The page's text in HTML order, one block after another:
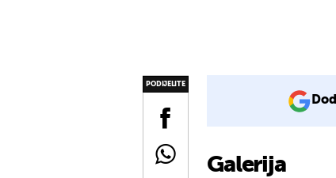
PODIJELITE
Galerija